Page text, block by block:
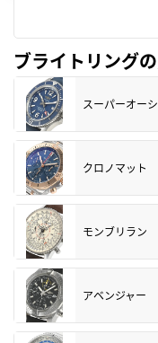
ブライトリング
スーパーオー
クロノマット
モンブリラン
アベンジャー